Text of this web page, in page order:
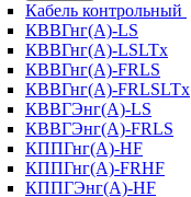
Кабель контрольный
КВВГнг(А)-LS
КВВГнг(А)-LSLTx
КВВГнг(А)-FRLS
КВВГнг(А)-FRLSLTx
КВВГЭнг(А)-LS
КВВГЭнг(А)-FRLS
КППГнг(А)-HF
КППГнг(А)-FRHF
КППГЭнг(А)-HF